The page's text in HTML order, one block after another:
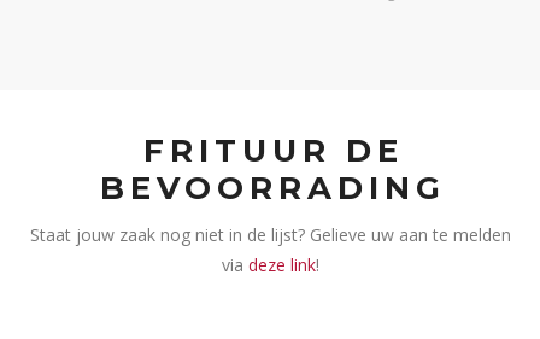
FRITUUR DE
BEVOORRADING
Staat jouw zaak nog niet in de lijst? Gelieve uw aan te melden
via deze link!